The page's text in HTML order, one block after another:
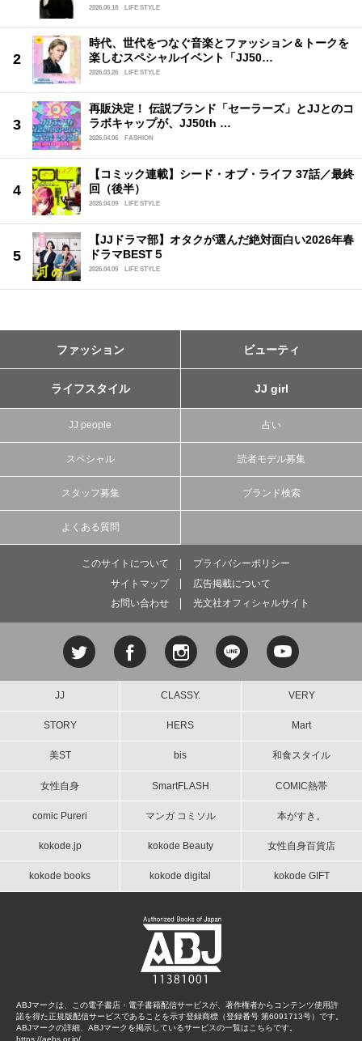
2026.06.18
LIFE STYLE
時代、世代をつなぐ音楽とファッション＆トークを
楽しむスペシャルイベント「JJ50…
2026.03.26 LIFE STYLE
再販決定！ 伝説ブランド「セーラーズ」とJJとのコ
ラボキャップが、JJ50th …
2026.04.06 FASHION
【コミック連載】シード・オブ・ライフ 37話／最終
回（後半）
2026.04.09 LIFE STYLE
【JJドラマ部】オタクが選んだ絶対面白い2026年春
ドラマBEST５
2026.04.09 LIFE STYLE
ファッション ビューティ
ライフスタイル JJ girl
JJ people 占い
スペシャル 読者モデル募集
スタッフ募集 ブランド検索
よくある質問
このサイトについて
プライバシーポリシー
サイトマップ
広告掲載について
お問い合わせ
光文社オフィシャルサイト
JJ CLASSY. VERY
STORY HERS Mart
美ST bis 和食スタイル
女性自身 SmartFLASH COMIC熱帯
comic Pureri マンガ コミソル 本がすき。
kokode.jp kokode Beauty 女性自身百貨店
kokode books kokode digital kokode GIFT
ABJマークは、この電子書店・電子書籍配信サービスが、著作権者からコンテンツ使用許
諾を得た正規版配信サービスであることを示す登録商標（登録番号 第6091713号）です。
ABJマークの詳細、ABJマークを掲示しているサービスの一覧はこちらです。
https://aebs.or.jp/